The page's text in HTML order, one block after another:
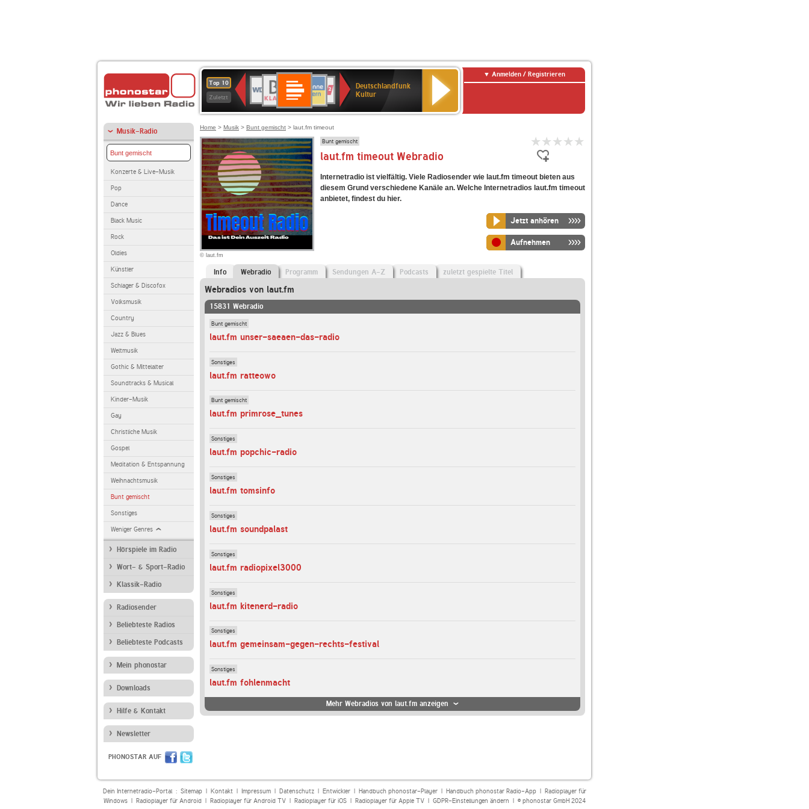
Top 10
Zuletzt
Deutschlandfunk
80er
90er
OLDIE
ANTENNE
SWR3
4
BR-
KLASSIK
Deutschlandfunk
Kultur
ANTENNE
BAYERN
SWR
Kultur
NDR
2
Deutschlandfunk
Kultur
Anmelden / Registrieren
Musik-Radio
Bunt gemischt
Konzerte & Live-Musik
Pop
Dance
Black Music
Rock
Oldies
Künstler
Schlager & Discofox
Volksmusik
Country
Jazz & Blues
Weltmusik
Gothic & Mittelalter
Soundtracks & Musical
Kinder-Musik
Gay
Christliche Musik
Gospel
Meditation & Entspannung
Weihnachtsmusik
Bunt gemischt
Sonstiges
Weniger Genres
Hörspiele im Radio
Wort- & Sport-Radio
Klassik-Radio
Radiosender
Beliebteste Radios
Beliebteste Podcasts
Mein phonostar
Downloads
Hilfe & Kontakt
Newsletter
PHONOSTAR AUF
Home > Musik > Bunt gemischt > laut.fm timeout
© laut.fm
Bunt gemischt
laut.fm timeout Webradio
Internetradio ist vielfältig. Viele Radiosender wie laut.fm timeout bieten aus
diesem Grund verschiedene Kanäle an. Welche Internetradios laut.fm timeout
anbietet, findest du hier.
Jetzt anhören
Aufnehmen
Info Webradio Programm Sendungen A-Z Podcasts zuletzt gespielte Titel
Webradios von laut.fm
15831 Webradio
Bunt gemischt
laut.fm unser-saeaen-das-radio
Sonstiges
laut.fm ratteowo
Bunt gemischt
laut.fm primrose_tunes
Sonstiges
laut.fm popchic-radio
Sonstiges
laut.fm tomsinfo
Sonstiges
laut.fm soundpalast
Sonstiges
laut.fm radiopixel3000
Sonstiges
laut.fm kitenerd-radio
Sonstiges
laut.fm gemeinsam-gegen-rechts-festival
Sonstiges
laut.fm fohlenmacht
Mehr Webradios von laut.fm anzeigen
Dein Internetradio-Portal : Sitemap| Kontakt| Impressum| Datenschutz| Entwickler| Handbuch phonostar-Player| Handbuch phonostar Radio-App| Radioplayer für
Windows| Radioplayer für Android| Radioplayer für Android TV| Radioplayer für iOS| Radioplayer für Apple TV| GDPR-Einstellungen ändern | © phonostar GmbH 2024